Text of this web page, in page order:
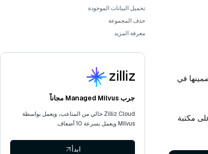
في
مكتبة
تحميل البيانات الموجودة
حذف المجموعة
معرفة المزيد
جرب Managed Milvus مجاناً
Zilliz Cloud خالي من المتاعب، ويعمل بواسطة
Milvus ويعمل بسرعة 10 أضعاف.
ابدأ